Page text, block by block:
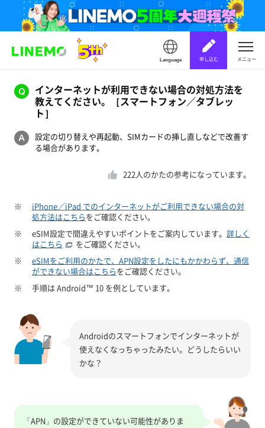
Language 申し込む メニュー
インターネットが利用できない場合の対処方法を
教えてください。［スマートフォン／タブレッ
ト］
設定の切り替えや再起動、SIMカードの挿し直しなどで改善す
る場合があります。
222人のかたの参考になっています。
※
iPhone／iPad でのインターネットがご利用できない場合の対
処方法はこちらをご確認ください。
※
eSIM設定で間違えやすいポイントをご案内しています。 詳しく
はこちら
をご確認ください。
※
eSIMをご利用のかたで、APN設定をしたにもかかわらず、通信
ができない場合はこちらをご確認ください。
※
手順は Android™ 10 を例としています。
Androidのスマートフォンでインターネットが
使えなくなっちゃったみたい。どうしたらいい
かな？
「APN」の設定ができていない可能性がありま